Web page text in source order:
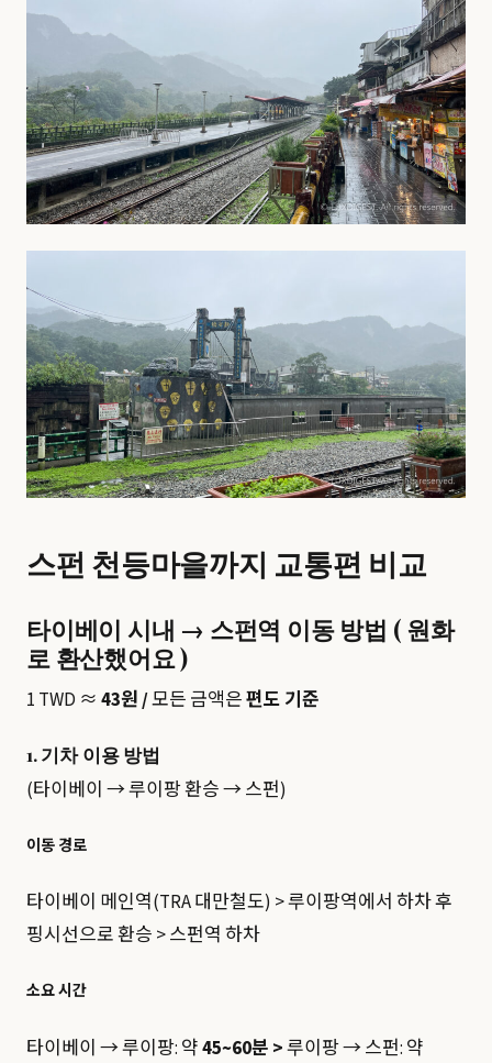
스펀 천등마을까지 교통편 비교
타이베이 시내 → 스펀역 이동 방법 ( 원화
로 환산했어요 )
1 TWD ≈ 43원 /모든 금액은편도 기준
1. 기차 이용 방법
(타이베이 → 루이팡 환승 → 스펀)
이동 경로
타이베이 메인역(TRA 대만철도) > 루이팡역에서 하차 후
핑시선으로 환승 > 스펀역 하차
소요 시간
타이베이 → 루이팡: 약45~60분 >루이팡 → 스펀: 약